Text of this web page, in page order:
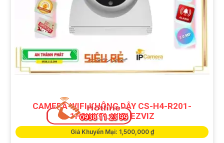
CAMERA WIFI KHÔNG DÂY CS-H4-R201-
1H3WKFL WIFI EZVIZ
Giá Khuyến Mại: 1,500,000 ₫